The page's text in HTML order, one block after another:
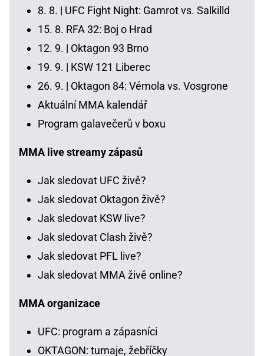
8. 8. | UFC Fight Night: Gamrot vs. Salkilld
15. 8. RFA 32: Boj o Hrad
12. 9. | Oktagon 93 Brno
19. 9. | KSW 121 Liberec
26. 9. | Oktagon 84: Vémola vs. Vosgrone
Aktuální MMA kalendář
Program galavečerů v boxu
MMA live streamy zápasů
Jak sledovat UFC živě?
Jak sledovat Oktagon živě?
Jak sledovat KSW live?
Jak sledovat Clash živě?
Jak sledovat PFL live?
Jak sledovat MMA živě online?
MMA organizace
UFC: program a zápasníci
OKTAGON: turnaje, žebříčky